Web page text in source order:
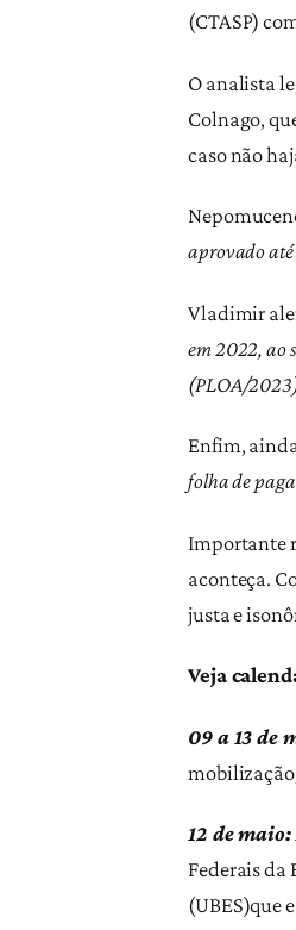
(CTASP)
O analista
Colnago,
caso não
aprovado até
Vladimir
em 2022, ao
(PLOA/
Enfim,
folha de
Importante
aconteça.
justa e
Veja
09 a 13 de
12 de maio:
Federais da
(UBES)que